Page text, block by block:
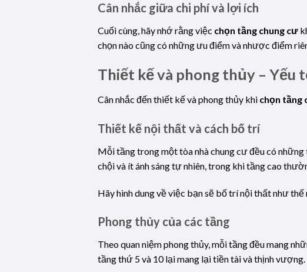
Cân nhắc giữa chi phí và lợi ích
Cuối cùng, hãy nhớ rằng việc chọn tầng chung cư
chọn nào cũng có những ưu điểm và nhược điểm
Thiết kế và phong thủy – Yếu
Cân nhắc đến thiết kế và phong thủy khi chọn tầng
Thiết kế nội thất và cách bố trí
Mỗi tầng trong một tòa nhà chung cư đều có
chội và ít ánh sáng tự nhiên, trong khi tầng cao
Hãy hình dung về việc bạn sẽ bố trí nội thất như
Phong thủy của các tầng
Theo quan niệm phong thủy, mỗi tầng đều mang
tầng thứ 5 và 10 lại mang lại tiền tài và thịnh vượng.